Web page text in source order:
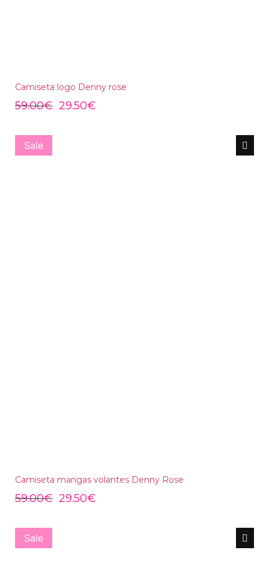
Camiseta logo Denny rose
59.00€ 29.50€
Sale
Camiseta mangas volantes Denny Rose
59.00€ 29.50€
Sale